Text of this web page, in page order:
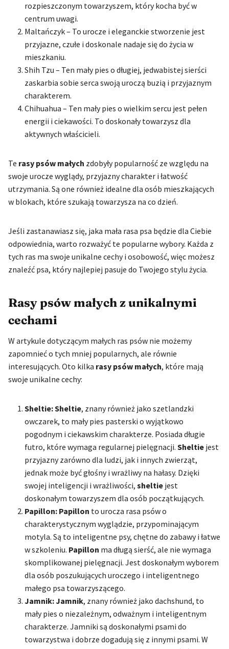
rozpieszczonym towarzyszem, który kocha być w
centrum uwagi.
Maltańczyk – To urocze i eleganckie stworzenie jest
przyjazne, czułe i doskonale nadaje się do życia w
mieszkaniu.
Shih Tzu – Ten mały pies o długiej, jedwabistej sierści
zaskarbia sobie serca swoją uroczą buzią i przyjaznym
charakterem.
Chihuahua – Ten mały pies o wielkim sercu jest pełen
energii i ciekawości. To doskonały towarzysz dla
aktywnych właścicieli.
Te rasy psów małych zdobyły popularność ze względu na
swoje urocze wyglądy, przyjazny charakter i łatwość
utrzymania. Są one również idealne dla osób mieszkających
w blokach, które szukają towarzysza na co dzień.
Jeśli zastanawiasz się, jaka mała rasa psa będzie dla Ciebie
odpowiednia, warto rozważyć te popularne wybory. Każda z
tych ras ma swoje unikalne cechy i osobowość, więc możesz
znaleźć psa, który najlepiej pasuje do Twojego stylu życia.
Rasy psów małych z unikalnymi
cechami
W artykule dotyczącym małych ras psów nie możemy
zapomnieć o tych mniej popularnych, ale równie
interesujących. Oto kilka rasy psów małych, które mają
swoje unikalne cechy:
Sheltie:Sheltie, znany również jako szetlandzki
owczarek, to mały pies pasterski o wyjątkowo
pogodnym i ciekawskim charakterze. Posiada długie
futro, które wymaga regularnej pielęgnacji. Sheltie jest
przyjazny zarówno dla ludzi, jak i innych zwierząt,
jednak może być głośny i wrażliwy na hałasy. Dzięki
swojej inteligencji i wrażliwości, sheltie jest
doskonałym towarzyszem dla osób początkujących.
Papillon: Papillon to urocza rasa psów o
charakterystycznym wyglądzie, przypominającym
motyla. Są to inteligentne psy, chętne do zabawy i łatwe
w szkoleniu. Papillon ma długą sierść, ale nie wymaga
skomplikowanej pielęgnacji. Jest doskonałym wyborem
dla osób poszukujących uroczego i inteligentnego
małego psa towarzyszącego.
Jamnik:Jamnik, znany również jako dachshund, to
mały pies o niezależnym, odważnym i inteligentnym
charakterze. Jamniki są doskonałymi psami do
towarzystwa i dobrze dogadują się z innymi psami. W